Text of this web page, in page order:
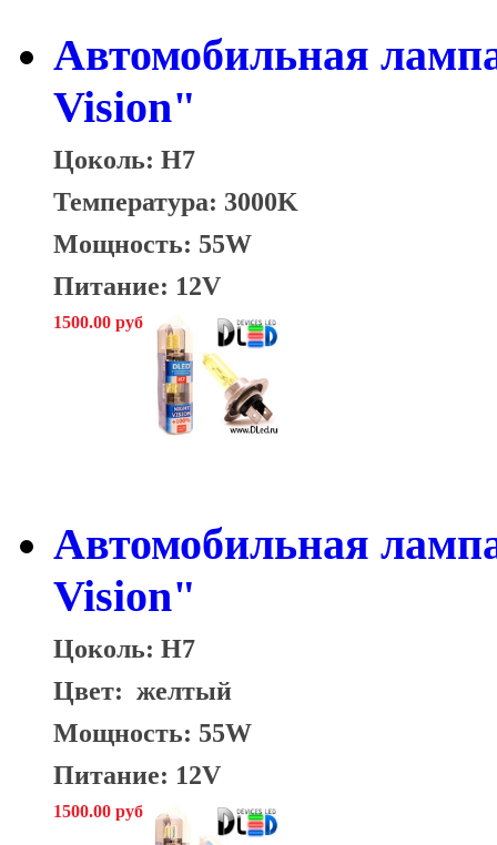
Автомобильная
Vision"
Цоколь: H7
Температура: 3000K
Мощность: 55W
Питание: 12V
1500.00 руб
Автомобильная
Vision"
Цоколь: H7
Цвет: желтый
Мощность: 55W
Питание: 12V
1500.00 руб